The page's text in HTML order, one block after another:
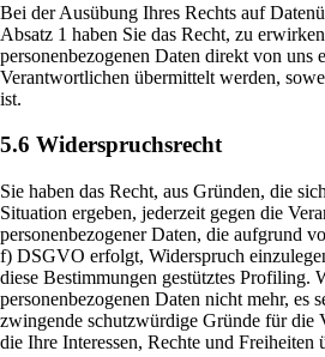
Bei der Ausübung Ihres Rechts auf
Absatz 1 haben Sie das Recht, zu
personenbezogenen Daten direkt von uns
Verantwortlichen übermittelt werden,
ist.
5.6 Widerspruchsrecht
Sie haben das Recht, aus Gründen, die
Situation ergeben, jederzeit gegen die
personenbezogener Daten, die aufgrund
f) DSGVO erfolgt, Widerspruch
diese Bestimmungen gestütztes Profiling.
personenbezogenen Daten nicht mehr, es
zwingende schutzwürdige Gründe für die
die Ihre Interessen, Rechte und Freiheiten